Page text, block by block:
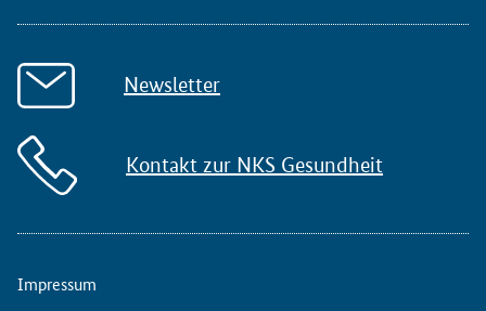
Newsletter
Kontakt zur NKS Gesundheit
Impressum